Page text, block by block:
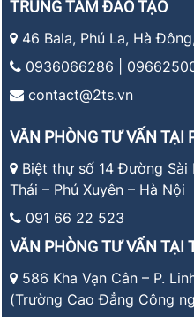
TRUNG TÂM ĐÀO TẠO
46 Bala, Phú La, Hà
0936066286 |
contact@2ts.vn
VĂN PHÒNG TƯ VẤN TẠI
Biệt thự số 14 Đường Sài
Thái – Phú Xuyên – Hà Nội
091 66 22 523
VĂN PHÒNG TƯ VẤN TẠI
586 Kha Vạn Cân – P.
(Trường Cao Đẳng Công